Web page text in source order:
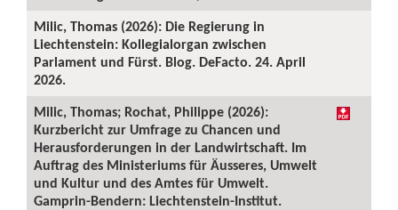
Milic, Thomas (2026): Die Regierung in
Liechtenstein: Kollegialorgan zwischen
Parlament und Fürst. Blog. DeFacto. 24. April
2026.
Milic, Thomas; Rochat, Philippe (2026):
Kurzbericht zur Umfrage zu Chancen und
Herausforderungen in der Landwirtschaft. Im
Auftrag des Ministeriums für Äusseres, Umwelt
und Kultur und des Amtes für Umwelt.
Gamprin-Bendern: Liechtenstein-Institut.